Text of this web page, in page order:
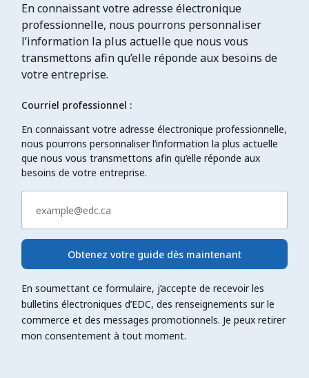
En connaissant votre adresse électronique
professionnelle, nous pourrons personnaliser
l’information la plus actuelle que nous vous
transmettons afin qu’elle réponde aux besoins de
votre entreprise.
Courriel professionnel :
En connaissant votre adresse électronique professionnelle,
nous pourrons personnaliser l’information la plus actuelle
que nous vous transmettons afin qu’elle réponde aux
besoins de votre entreprise.
Obtenez votre guide dès maintenant
En soumettant ce formulaire, j’accepte de recevoir les
bulletins électroniques d’EDC, des renseignements sur le
commerce et des messages promotionnels. Je peux retirer
mon consentement à tout moment.